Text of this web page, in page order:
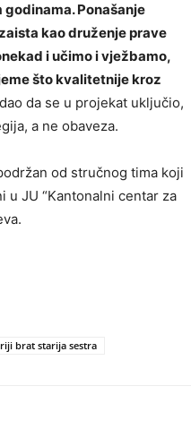
Ponašanje
kao druženje prave
i učimo i vježbamo,
što kvalitetnije kroz
da se u projekat uključio,
a ne obaveza.
od stručnog tima koji
JU “Kantonalni centar za
brat starija sestra